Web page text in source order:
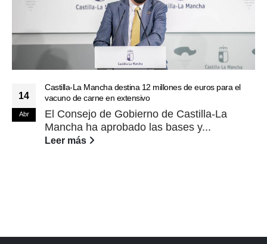
14
Abr
Castilla-La Mancha destina 12 millones de euros para el
vacuno de carne en extensivo
El Consejo de Gobierno de Castilla-La
Mancha ha aprobado las bases y...
Leer más